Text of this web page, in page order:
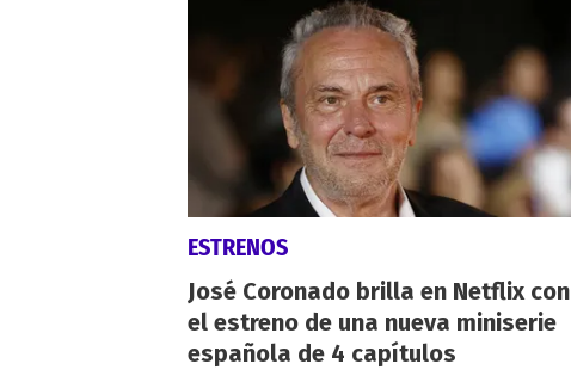
ESTRENOS
José Coronado brilla en Netflix con
el estreno de una nueva miniserie
española de 4 capítulos